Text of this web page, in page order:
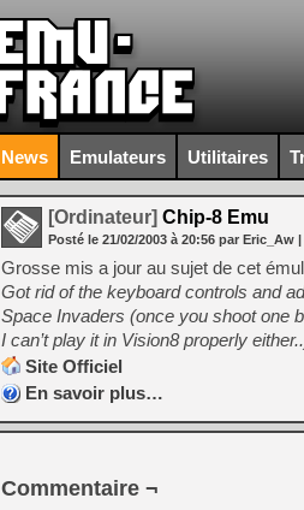
News Emulateurs Utilitaires
[Ordinateur] Chip-8 Emu
Posté le 21/02/2003 à 20:56 par Eric_Aw |
Grosse mis a jour au sujet de cet
Got rid of the keyboard controls and
Space Invaders (once you shoot one
I can’t play it in Vision8 properly
Site Officiel
En savoir plus…
Commentaire ¬